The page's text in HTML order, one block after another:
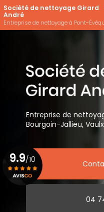
Aller
au
contenu
principal
Société de nettoyage Girard
André
Entreprise de nettoyage à Pont-
Entreprise de
Bourgoin-Jallieu,
04
9.9/10